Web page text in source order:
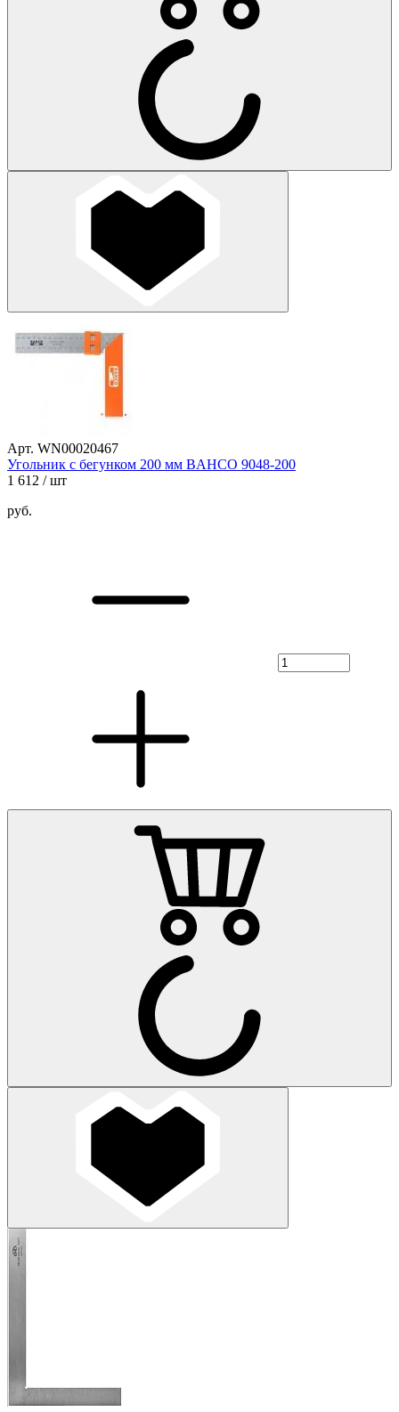
Арт. WN00020467
Угольник с бегунком 200 мм BAHCO 9048-200
1 612 / шт
руб.